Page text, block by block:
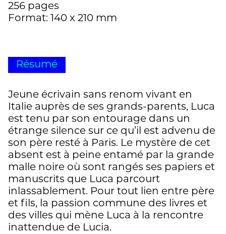
256 pages
Format: 140 x 210 mm
Résumé
Jeune écrivain sans renom vivant en
Italie auprès de ses grands-parents, Luca
est tenu par son entourage dans un
étrange silence sur ce qu’il est advenu de
son père resté à Paris. Le mystère de cet
absent est à peine entamé par la grande
malle noire où sont rangés ses papiers et
manuscrits que Luca parcourt
inlassablement. Pour tout lien entre père
et fils, la passion commune des livres et
des villes qui mène Luca à la rencontre
inattendue de Lucia.